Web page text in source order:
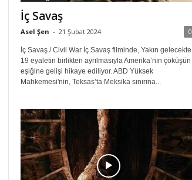
İç Savaş
Asel Şen - 21 Şubat 2024 0
İç Savaş / Civil War İç Savaş filminde, Yakın gelecekte
19 eyaletin birlikten ayrılmasıyla Amerika’nın çöküşün
eşiğine gelişi hikaye ediliyor. ABD Yüksek
Mahkemesi'nin, Teksas’ta Meksika sınırına...